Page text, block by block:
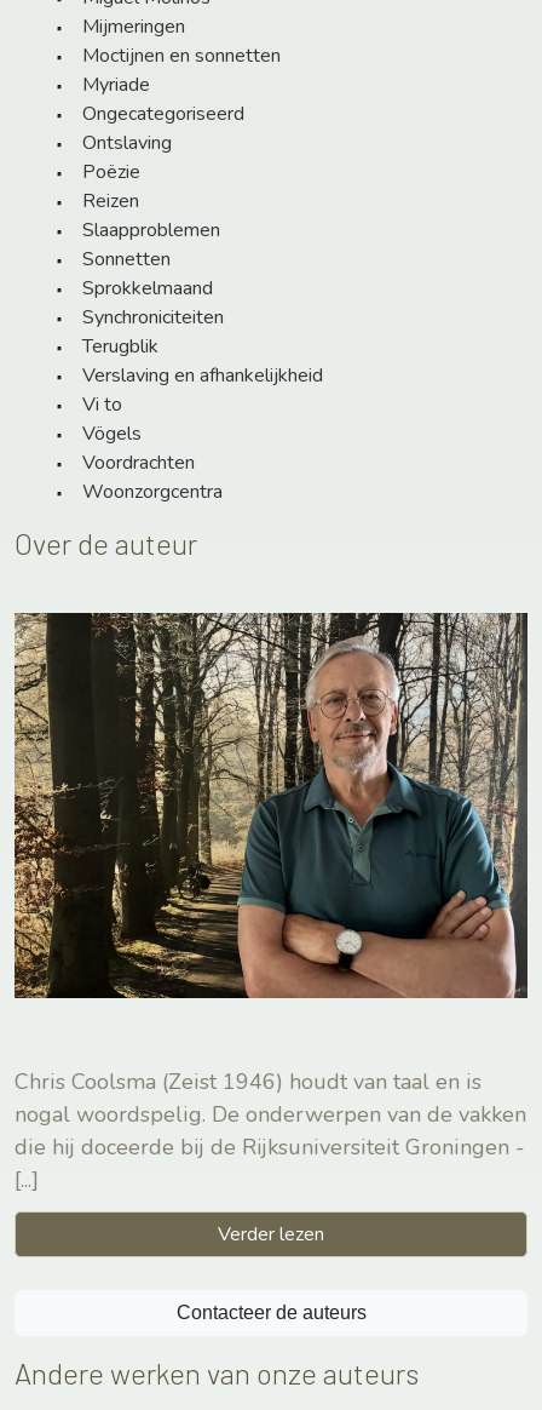
Mijmeringen
Moctijnen en sonnetten
Myriade
Ongecategoriseerd
Ontslaving
Poëzie
Reizen
Slaapproblemen
Sonnetten
Sprokkelmaand
Synchroniciteiten
Terugblik
Verslaving en afhankelijkheid
Vi to
Vögels
Voordrachten
Woonzorgcentra
Over de auteur
Chris Coolsma (Zeist 1946) houdt van taal en is
nogal woordspelig. De onderwerpen van de vakken
die hij doceerde bij de Rijksuniversiteit Groningen -
[...]
Verder lezen
Contacteer de auteurs
Andere werken van onze auteurs